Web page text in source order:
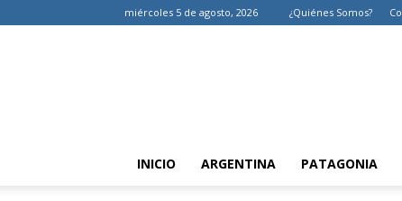
miércoles 5 de agosto, 2026 ¿Quiénes Somos?
INICIO ARGENTINA PATAGONIA